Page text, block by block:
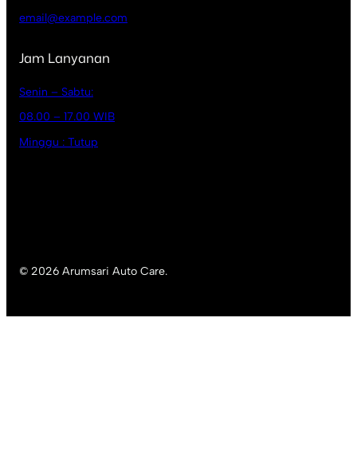
email@example.com
Jam Lanyanan
Senin – Sabtu:
08.00 – 17.00 WIB
Minggu : Tutup
© 2026 Arumsari Auto Care.